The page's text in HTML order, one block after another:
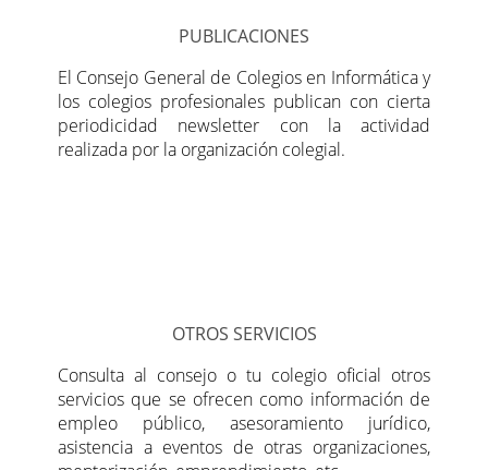
PUBLICACIONES
El Consejo General de Colegios en Informática y
los colegios profesionales publican con cierta
periodicidad newsletter con la actividad
realizada por la organización colegial.
OTROS SERVICIOS
Consulta al consejo o tu colegio oficial otros
servicios que se ofrecen como información de
empleo público, asesoramiento jurídico,
asistencia a eventos de otras organizaciones,